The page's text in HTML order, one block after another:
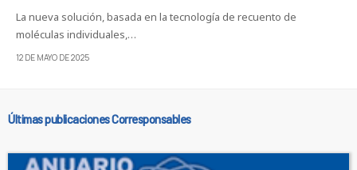
La nueva solución, basada en la tecnología de recuento de
moléculas individuales,…
12 DE MAYO DE 2025
Últimas publicaciones Corresponsables